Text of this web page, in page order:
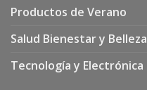
Productos de Verano
Salud Bienestar y Belleza
Tecnología y Electrónica